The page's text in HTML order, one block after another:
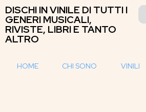
DISCHI IN VINILE DI TUTTI I
GENERI MUSICALI,
RIVISTE, LIBRI E TANTO
ALTRO
HOME CHI SONO VINILI